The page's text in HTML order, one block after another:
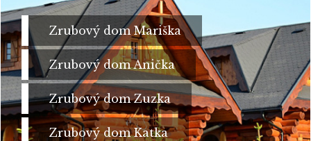
Zrubový dom Mariška
Zrubový dom Anička
Zrubový dom Zuzka
Zrubový dom Katka